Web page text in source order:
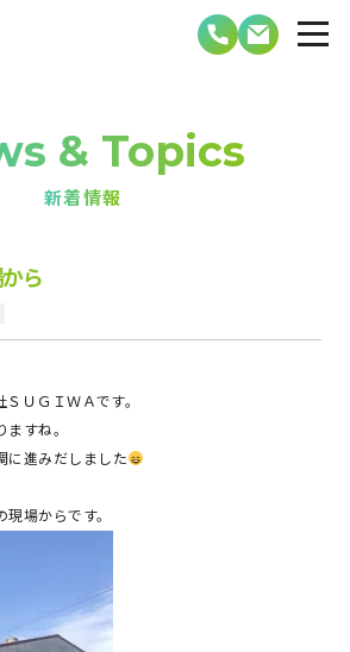
& Topics
新着情報
ら
ＵＧＩＷＡです。
すね。
に進みだしました
場からです。